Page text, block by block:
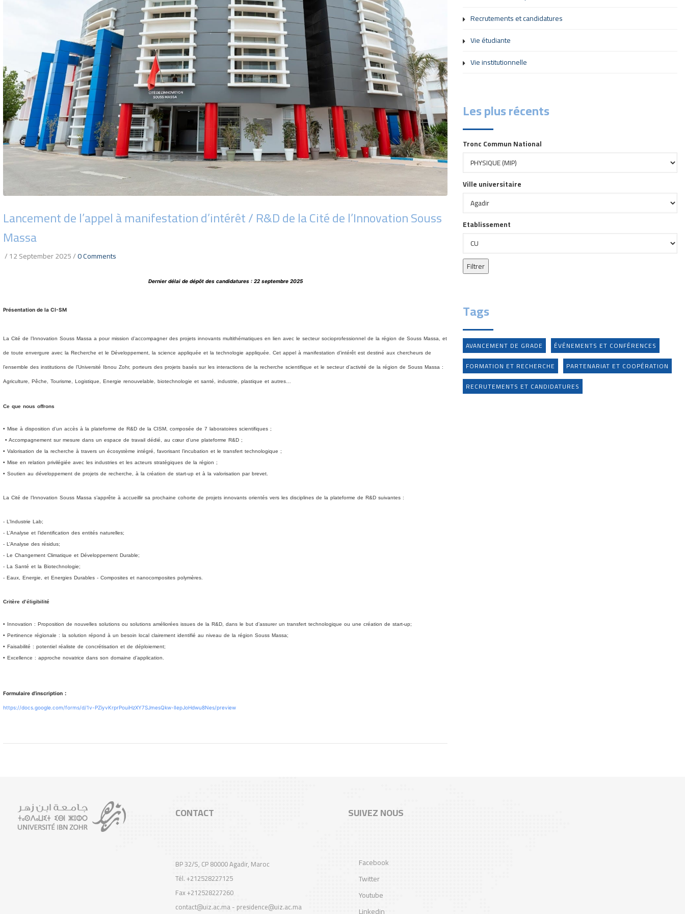
Lancement de l’appel à manifestation d’intérêt / R&D de la Cité de l’Innovation Souss
Massa
/12 September 2025/0 Comments
Dernier délai de dépôt des candidatures : 22 septembre 2025
Présentation de la CI-SM
La Cité de l’Innovation Souss Massa a pour mission d’accompagner des projets innovants multithématiques en lien avec le secteur socioprofessionnel de la région de Souss Massa, et
de toute envergure avec la Recherche et le Développement, la science appliquée et la technologie appliquée. Cet appel à manifestation d’intérêt est destiné aux chercheurs de
l’ensemble des institutions de l’Université Ibnou Zohr, porteurs des projets basés sur les interactions de la recherche scientifique et le secteur d’activité de la région de Souss Massa :
Agriculture, Pêche, Tourisme, Logistique, Energie renouvelable, biotechnologie et santé, industrie, plastique et autres…
Ce que nous offrons
• Mise à disposition d’un accès à la plateforme de R&D de la CISM, composée de 7 laboratoires scientifiques ;
• Accompagnement sur mesure dans un espace de travail dédié, au cœur d’une plateforme R&D ;
• Valorisation de la recherche à travers un écosystème intégré, favorisant l’incubation et le transfert technologique ;
• Mise en relation privilégiée avec les industries et les acteurs stratégiques de la région ;
• Soutien au développement de projets de recherche, à la création de start-up et à la valorisation par brevet.
La Cité de l’Innovation Souss Massa s’apprête à accueillir sa prochaine cohorte de projets innovants orientés vers les disciplines de la plateforme de R&D suivantes :
- L’Industrie Lab;
- L’Analyse et l’identification des entités naturelles;
- L’Analyse des résidus;
- Le Changement Climatique et Développement Durable;
- La Santé et la Biotechnologie;
- Eaux, Energie, et Energies Durables - Composites et nanocomposites polymères.
Critère d’éligibilité
• Innovation : Proposition de nouvelles solutions ou solutions améliorées issues de la R&D, dans le but d’assurer un transfert technologique ou une création de start-up;
• Pertinence régionale : la solution répond à un besoin local clairement identifié au niveau de la région Souss Massa;
• Faisabilité : potentiel réaliste de concrétisation et de déploiement;
• Excellence : approche novatrice dans son domaine d’application.
Formulaire d’inscription :
https://docs.google.com/forms/d/1v-PZiyvKrprPouiHzXY7SJmesQkw-lIepJoHdwu8Nes/preview
Recrutements et candidatures
Vie étudiante
Vie institutionnelle
Les plus récents
Tronc Commun National
Ville universitaire
Etablissement
Tags
AVANCEMENT DE GRADE
ÉVÉNEMENTS ET CONFÉRENCES
FORMATION ET RECHERCHE
PARTENARIAT ET COOPÉRATION
RECRUTEMENTS ET CANDIDATURES
CONTACT
BP 32/S, CP 80000 Agadir, Maroc
Tél. +212528227125
Fax +212528227260
contact@uiz.ac.ma - presidence@uiz.ac.ma
SUIVEZ NOUS
Facebook
Twitter
Youtube
Linkedin